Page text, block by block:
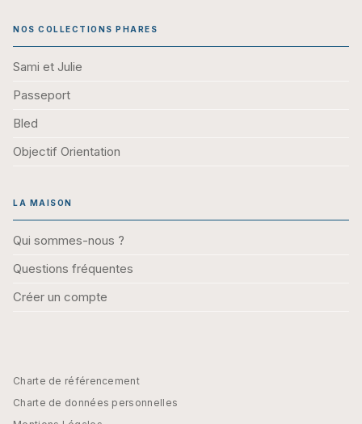
NOS COLLECTIONS PHARES
Sami et Julie
Passeport
Bled
Objectif Orientation
LA MAISON
Qui sommes-nous ?
Questions fréquentes
Créer un compte
Charte de référencement
Charte de données personnelles